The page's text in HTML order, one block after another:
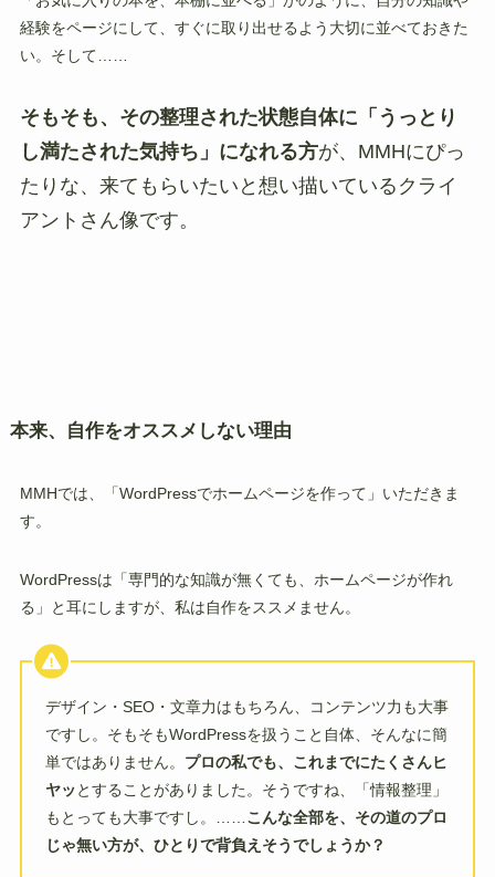
経験をページにして、すぐに取り出せるよう大切に並べておきた
い。そして……
そもそも、その整理された状態自体に「うっとり
し満たされた気持ち」になれる方が、MMHにぴっ
たりな、来てもらいたいと想い描いているクライ
アントさん像です。
本来、自作をオススメしない理由
MMHでは、「WordPressでホームページを作って」いただきま
す。
WordPressは「専門的な知識が無くても、ホームページが作れ
る」と耳にしますが、私は自作をススメません。
デザイン・SEO・文章力はもちろん、コンテンツ力も大事
ですし。そもそもWordPressを扱うこと自体、そんなに簡
単ではありません。 プロの私でも、これまでにたくさんヒ
ヤッとすることがありました。そうですね、「情報整理」
もとっても大事ですし。……こんな全部を、その道のプロ
じゃ無い方が、ひとりで背負えそうでしょうか？